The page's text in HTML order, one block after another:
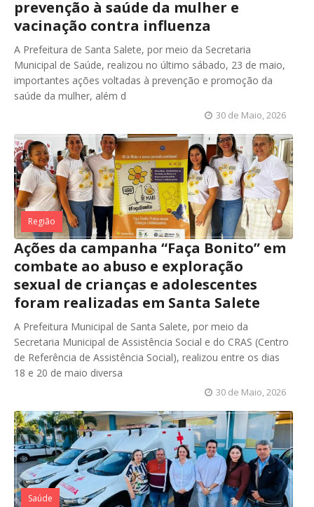
prevenção à saúde da mulher e
vacinação contra influenza
A Prefeitura de Santa Salete, por meio da Secretaria
Municipal de Saúde, realizou no último sábado, 23 de maio,
importantes ações voltadas à prevenção e promoção da
saúde da mulher, além d
30 de Maio, 2026
Região
Ações da campanha “Faça Bonito” em
combate ao abuso e exploração
sexual de crianças e adolescentes
foram realizadas em Santa Salete
A Prefeitura Municipal de Santa Salete, por meio da
Secretaria Municipal de Assistência Social e do CRAS (Centro
de Referência de Assistência Social), realizou entre os dias
18 e 20 de maio diversa
30 de Maio, 2026
Saúde